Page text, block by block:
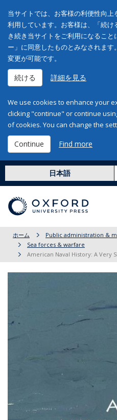
当サイトでは、お客様の利便性向
利用しています。お客様は、「続
き続き当サイトをご利用になるこ
ー」に同意したものとみなされま
変更が可能です。
続ける 詳細を見る
We use cookies to enhance your
clicking "continue" or continue
of cookies. You can change the
Continue Find more
日本語
ホーム
Public administration &
Sea forces & warfare
American Naval History: A Very